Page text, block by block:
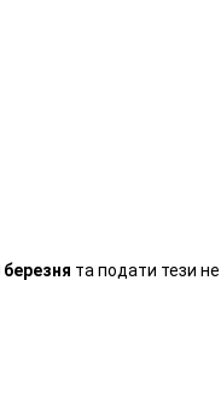
березня та подати тези не